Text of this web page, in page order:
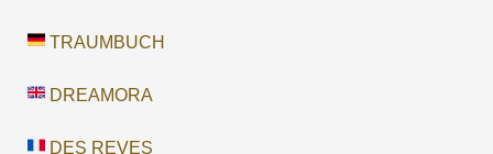
TRAUMBUCH
DREAMORA
DES REVES